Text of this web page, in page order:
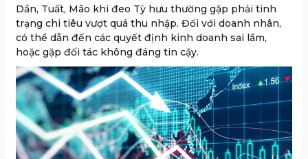
Dần, Tuất, Mão khi đeo Tỳ hưu thường gặp phải tình
trạng chi tiêu vượt quá thu nhập. Đối với doanh nhân,
có thể dẫn đến các quyết định kinh doanh sai lầm,
hoặc gặp đối tác không đáng tin cậy.